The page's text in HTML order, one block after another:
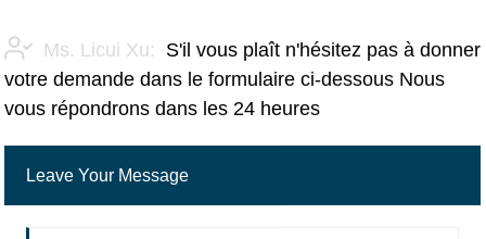
Ms. Licui Xu:
S'il vous plaît n'hésitez pas à donner
votre demande dans le formulaire ci-dessous Nous
vous répondrons dans les 24 heures